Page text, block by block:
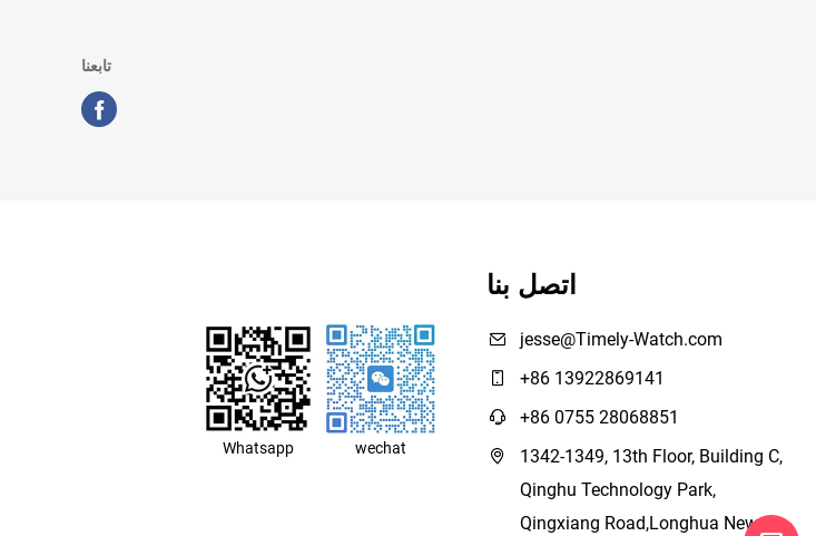
تابعنا
Whatsapp wechat
اتصل بنا
jesse@Timely-Watch.com
+86 13922869141
+86 0755 28068851
1342-1349, 13th Floor, Building C,
Qinghu Technology Park,
Qingxiang Road,Longhua New